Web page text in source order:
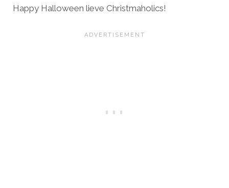
Happy Halloween lieve Christmaholics!